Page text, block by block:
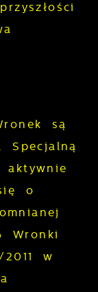
są
Specjalną
aktywnie
o
Wronki
w
pliki
jaką
Dane
ich
i